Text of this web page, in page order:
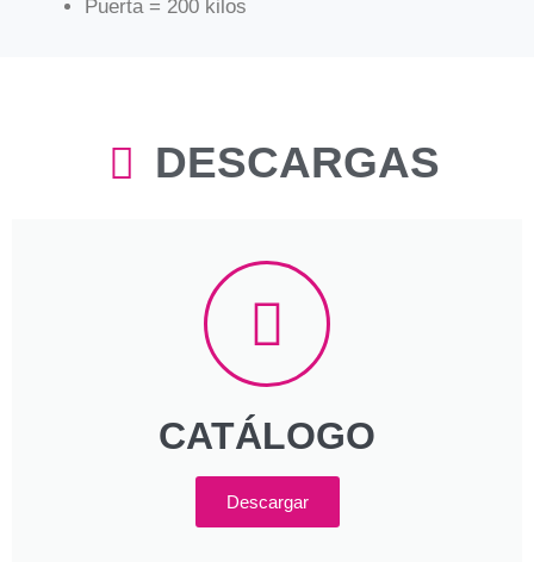
Puerta = 200 kilos
DESCARGAS
CATÁLOGO
Descargar